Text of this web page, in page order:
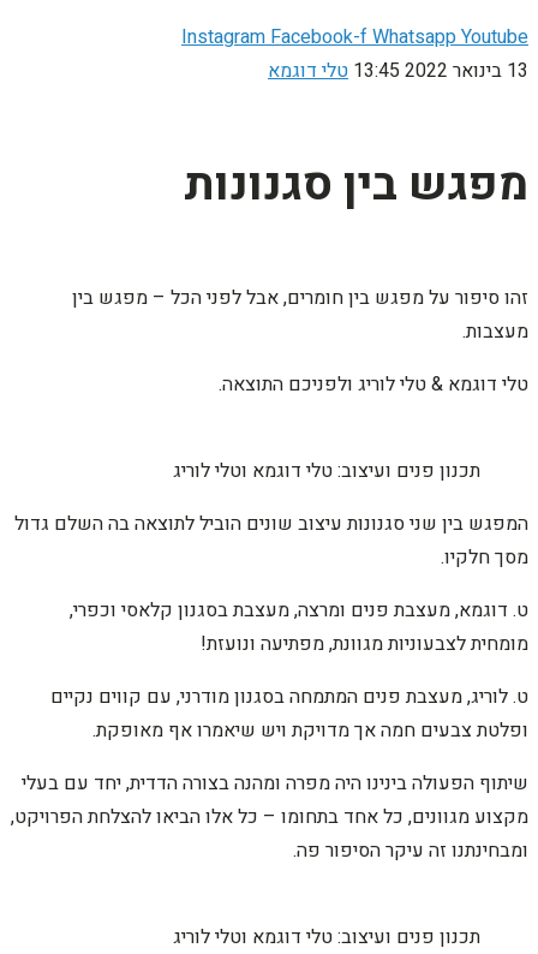
InstagramFacebook-fWhatsappYoutube
13 בינואר 2022
13:45 טלי דוגמא
מפגש בין סגנונות
זהו סיפור על מפגש בין חומרים, אבל לפני הכל – מפגש בין
מעצבות.
טלי דוגמא & טלי לוריג ולפניכם התוצאה.
תכנון פנים ועיצוב: טלי דוגמא וטלי לוריג
המפגש בין שני סגנונות עיצוב שונים הוביל לתוצאה בה השלם גדול
מסך חלקיו.
ט. דוגמא, מעצבת פנים ומרצה, מעצבת בסגנון קלאסי וכפרי,
מומחית לצבעוניות מגוונת, מפתיעה ונועזת!
ט. לוריג, מעצבת פנים המתמחה בסגנון מודרני, עם קווים נקיים
ופלטת צבעים חמה אך מדויקת ויש שיאמרו אף מאופקת.
שיתוף הפעולה בינינו היה מפרה ומהנה בצורה הדדית, יחד עם בעלי
מקצוע מגוונים, כל אחד בתחומו – כל אלו הביאו להצלחת הפרויקט,
ומבחינתנו זה עיקר הסיפור פה.
תכנון פנים ועיצוב: טלי דוגמא וטלי לוריג